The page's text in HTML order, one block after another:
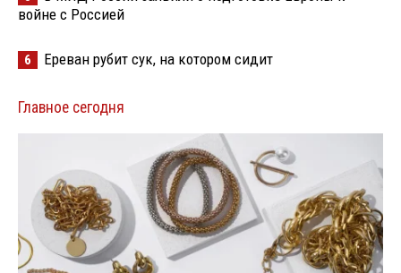
войне с Россией
6 Ереван рубит сук, на котором сидит
Главное сегодня